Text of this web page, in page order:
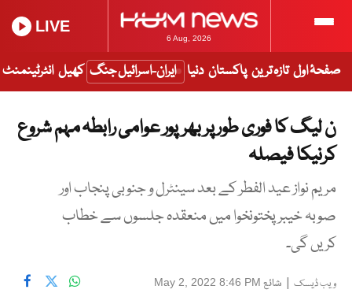
6 Aug, 2026
LIVE
صفحۂ اول تازہ ترین پاکستان دنیا ایران-اسرائیل جنگ کھیل انٹرٹینمنٹ
ن لیگ کا فوری طور پر بھرپور عوامی رابطہ مہم شروع
کرنیکا فیصلہ
مریم نواز عید الفطر کے بعد سینٹرل و جنوبی پنجاب اور
صوبہ خیبرپختونخوا میں منعقدہ جلسوں سے خطاب
کریں گی۔
ویب ڈیسک | شائع May 2, 2022 8:46 PM